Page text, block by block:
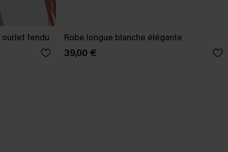
fendu Robe longue blanche élégante
39,00 €